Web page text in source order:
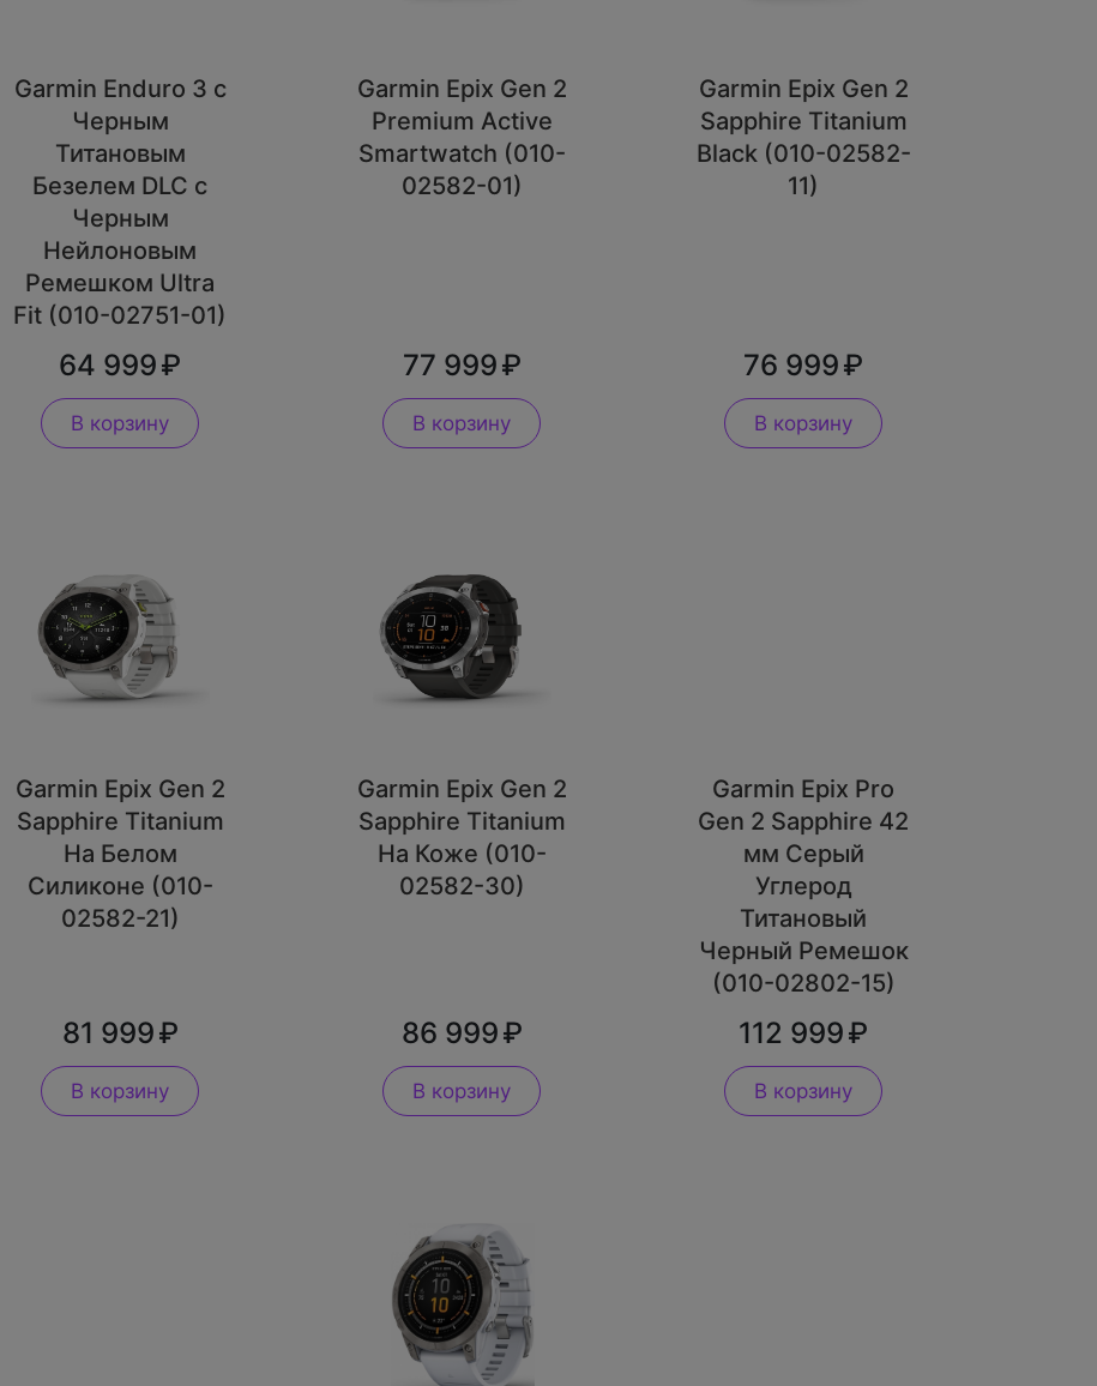
Garmin Enduro 3 с
Черным
Титановым
Безелем DLC с
Черным
Нейлоновым
Ремешком Ultra
Fit (010-02751-01)
64 999
В корзину
Garmin Epix Gen 2
Premium Active
Smartwatch (010-
02582-01)
77 999
В корзину
Garmin Epix Gen 2
Sapphire Titanium
Black (010-02582-
11)
76 999
В корзину
Garmin Epix Gen 2
Sapphire Titanium
На Белом
Силиконе (010-
02582-21)
81 999
В корзину
Garmin Epix Gen 2
Sapphire Titanium
На Коже (010-
02582-30)
86 999
В корзину
Garmin Epix Pro
Gen 2 Sapphire 42
мм Серый
Углерод
Титановый
Черный Ремешок
(010-02802-15)
112 999
В корзину